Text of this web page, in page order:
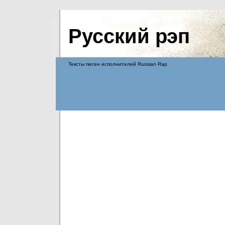
Русский рэп
Тексты песен исполнителей Russian Rap